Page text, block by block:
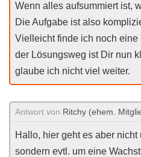
Wenn alles aufsummiert ist,
Die Aufgabe ist also
Vielleicht finde ich noch eine
der Lösungsweg ist Dir nun
glaube ich nicht viel weiter.
Antwort von Ritchy (ehem.
Hallo, hier geht es aber
sondern evtl. um eine